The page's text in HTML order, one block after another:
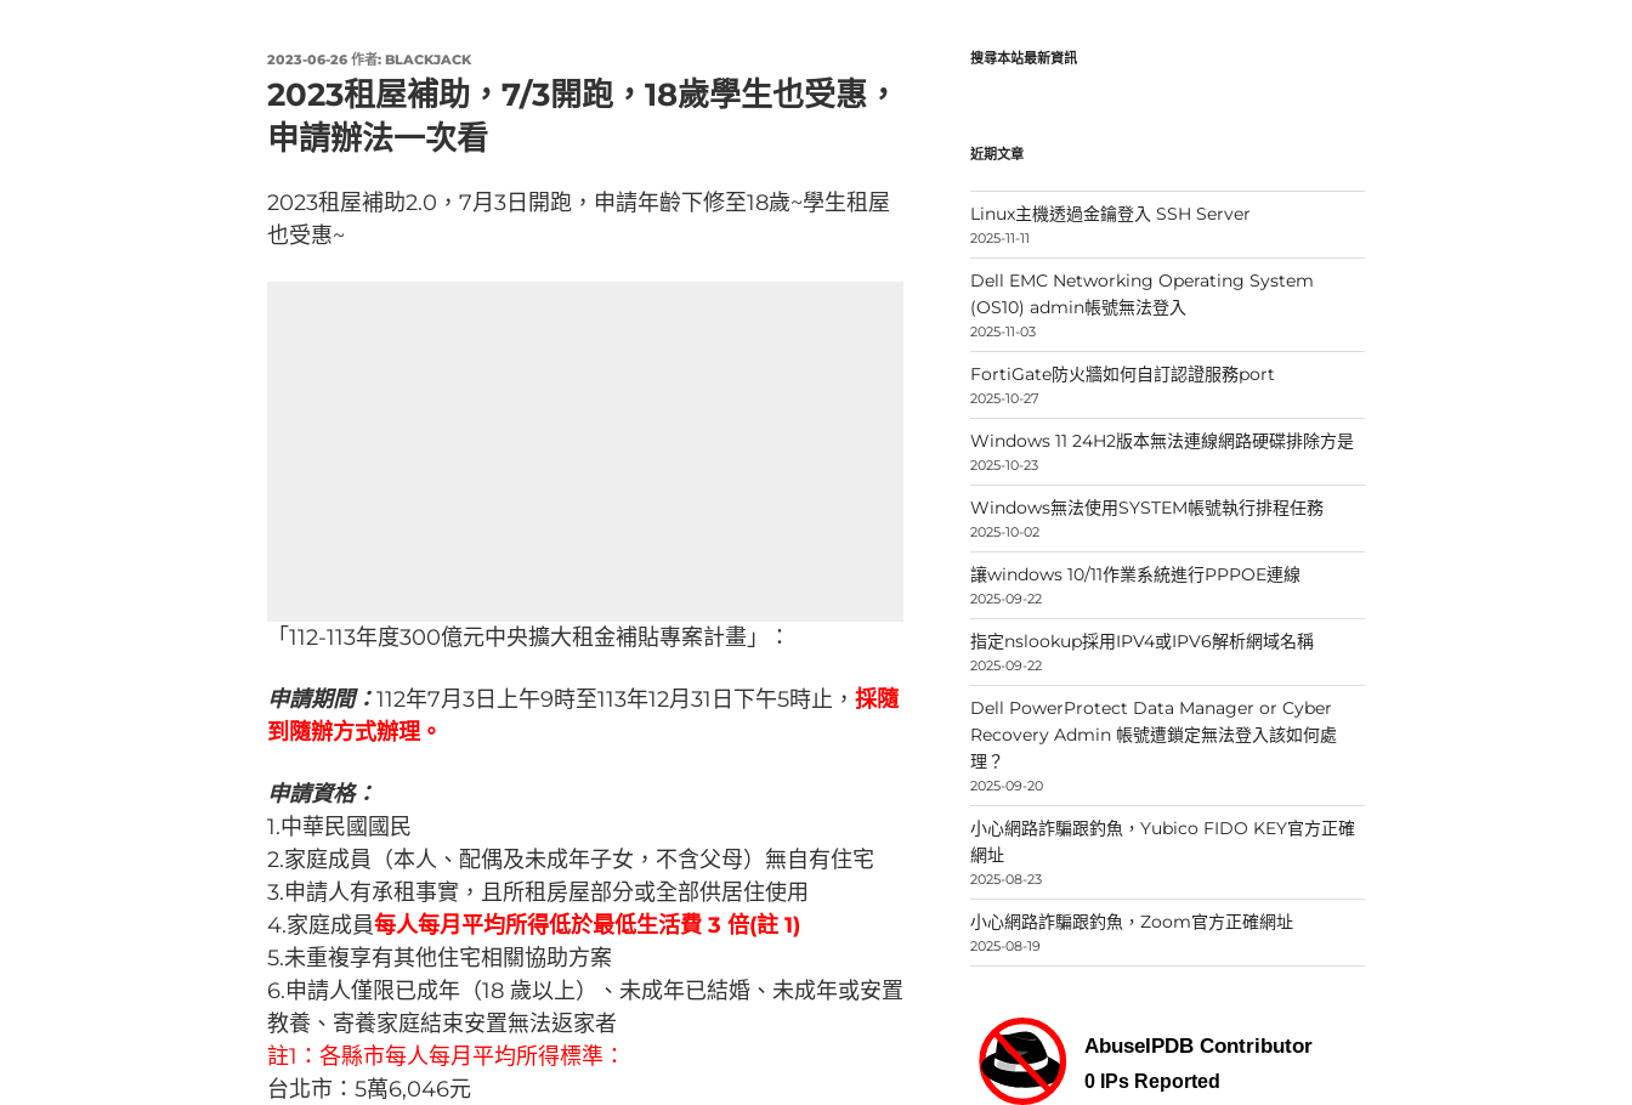
發
於
2023-06-26 作者: BLACKJACK
2023租屋補助，7/3開跑，18歲學生也受惠，
申請辦法一次看
2023租屋補助2.0，7月3日開跑，申請年齡下修至18歲~學生租屋
也受惠~
「112-113年度300億元中央擴大租金補貼專案計畫」：
申請期間：112年7月3日上午9時至113年12月31日下午5時止， 採隨
到隨辦方式辦理。
申請資格：
1.中華民國國民
2.家庭成員（本人、配偶及未成年子女，不含父母）無自有住宅
3.申請人有承租事實，且所租房屋部分或全部供居住使用
4.家庭成員每人每月平均所得低於最低生活費 3 倍(註 1)
5.未重複享有其他住宅相關協助方案
6.申請人僅限已成年（18 歲以上）、未成年已結婚、未成年或安置
教養、寄養家庭結束安置無法返家者
註1：各縣市每人每月平均所得標準：
台北市：5萬6,046元
搜尋本站最新資訊
近期文章
Linux主機透過金鑰登入 SSH Server
2025-11-11
Dell EMC Networking Operating System
(OS10) admin帳號無法登入
2025-11-03
FortiGate防火牆如何自訂認證服務port
2025-10-27
Windows 11 24H2版本無法連線網路硬碟排除方是
2025-10-23
Windows無法使用SYSTEM帳號執行排程任務
2025-10-02
讓windows 10/11作業系統進行PPPOE連線
2025-09-22
指定nslookup採用IPV4或IPV6解析網域名稱
2025-09-22
Dell PowerProtect Data Manager or Cyber
Recovery Admin 帳號遭鎖定無法登入該如何處
理？
2025-09-20
小心網路詐騙跟釣魚，Yubico FIDO KEY官方正確
網址
2025-08-23
小心網路詐騙跟釣魚，Zoom官方正確網址
2025-08-19